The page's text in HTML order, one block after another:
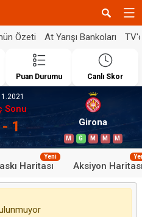
Özeti At Yarışı Bankoları
Puan Durumu Canlı Skor
Sonu
1 Girona
M G M M M
Haritası
Yeni
Aksiyon